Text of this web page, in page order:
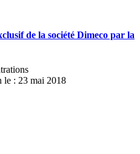
de la société Dimeco par la
le : 23 mai 2018